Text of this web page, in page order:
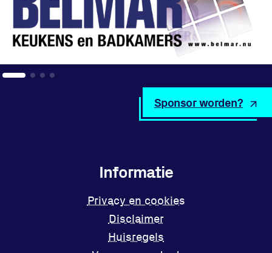
Informatie
Privacy en cookies
Disclaimer
Huisregels
Sponsor worden?